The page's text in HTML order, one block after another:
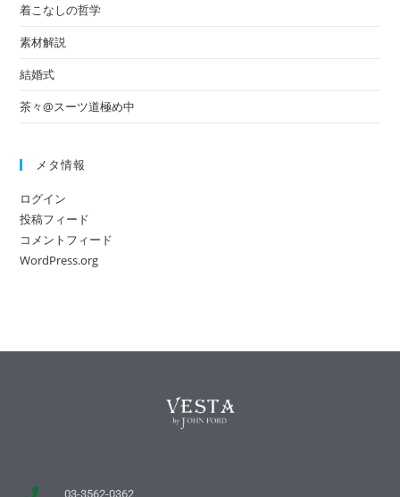
着こなしの哲学
素材解説
結婚式
茶々@スーツ道極め中
メタ情報
ログイン
投稿フィード
コメントフィード
WordPress.org
03-3562-0362